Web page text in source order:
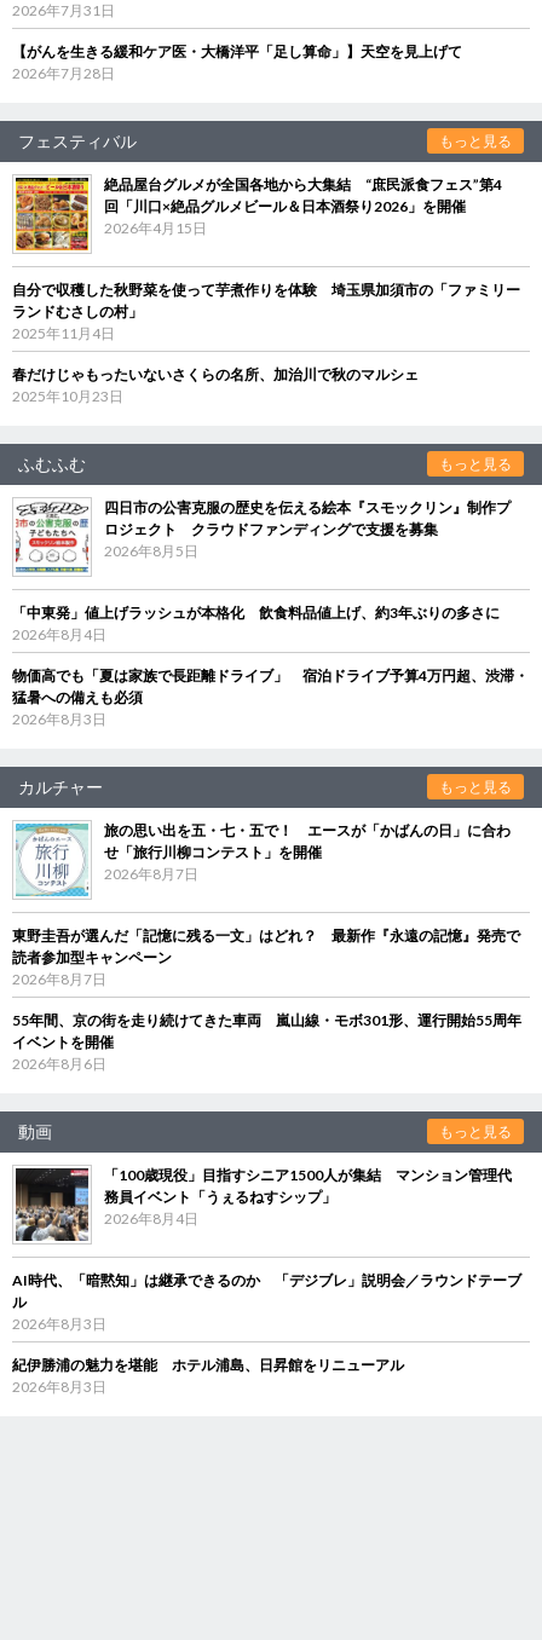
2026年7月31日
【がんを生きる緩和ケア医・大橋洋平「足し算命」】天空を見上げて
2026年7月28日
フェスティバル もっと見る
絶品屋台グルメが全国各地から大集結 “庶民派食フェス”第4
回「川口×絶品グルメビール＆日本酒祭り2026」を開催
2026年4月15日
自分で収穫した秋野菜を使って芋煮作りを体験 埼玉県加須市の「ファミリー
ランドむさしの村」
2025年11月4日
春だけじゃもったいないさくらの名所、加治川で秋のマルシェ
2025年10月23日
ふむふむ もっと見る
四日市の公害克服の歴史を伝える絵本『スモックリン』制作プ
ロジェクト クラウドファンディングで支援を募集
2026年8月5日
「中東発」値上げラッシュが本格化 飲食料品値上げ、約3年ぶりの多さに
2026年8月4日
物価高でも「夏は家族で長距離ドライブ」 宿泊ドライブ予算4万円超、渋滞・
猛暑への備えも必須
2026年8月3日
カルチャー もっと見る
旅の思い出を五・七・五で！ エースが「かばんの日」に合わ
せ「旅行川柳コンテスト」を開催
2026年8月7日
東野圭吾が選んだ「記憶に残る一文」はどれ？ 最新作『永遠の記憶』発売で
読者参加型キャンペーン
2026年8月7日
55年間、京の街を走り続けてきた車両 嵐山線・モボ301形、運行開始55周年
イベントを開催
2026年8月6日
動画 もっと見る
「100歳現役」目指すシニア1500人が集結 マンション管理代
務員イベント「うぇるねすシップ」
2026年8月4日
AI時代、「暗黙知」は継承できるのか 「デジブレ」説明会／ラウンドテーブ
ル
2026年8月3日
紀伊勝浦の魅力を堪能 ホテル浦島、日昇館をリニューアル
2026年8月3日